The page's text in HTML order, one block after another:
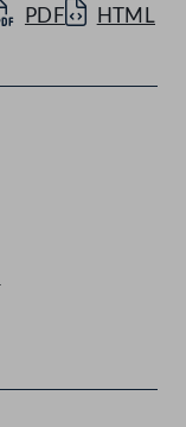
PDF HTML